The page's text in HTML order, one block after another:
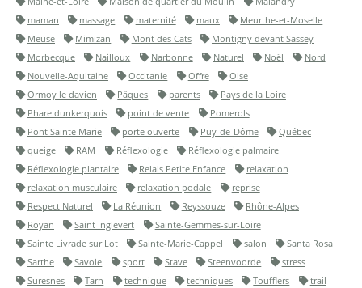
maman
massage maternité maux
Meurthe-et-Moselle
Meuse
Mimizan Mont des Cats
Montigny devant Sassey
Morbecque
Nailloux Narbonne Naturel Noël
Nord
Nouvelle-Aquitaine
Occitanie Offre
Oise
Ormoy le davien
Pâques parents
Pays de la Loire
Phare dunkerquois
point de vente
Pomerols
Pont Sainte Marie
porte ouverte Puy-de-Dôme
Québec
queige
RAM Réflexologie
Réflexologie palmaire
Réflexologie plantaire
Relais Petite Enfance
relaxation
relaxation musculaire
relaxation podale
reprise
Respect Naturel
La Réunion Reyssouze
Rhône-Alpes
Royan
Saint Inglevert
Sainte-Gemmes-sur-Loire
Sainte Livrade sur Lot
Sainte-Marie-Cappel salon
Santa Rosa
Sarthe
Savoie sport Stave Steenvoorde
stress
Suresnes
Tarn technique techniques Toufflers
trail